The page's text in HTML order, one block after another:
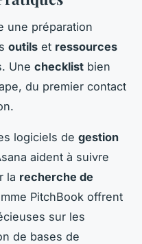
une préparation
outils et ressources
Une checklist bien
du premier contact
logiciels de gestion
aident à suivre
la recherche de
PitchBook offrent
sur les
de bases de